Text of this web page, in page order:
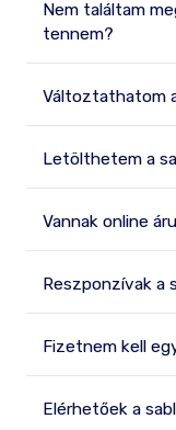
Nem találtam
tennem?
Változtathatom
Letölthetem a
Vannak online
Reszponzívak a
Fizetnem kell
Elérhetőek a